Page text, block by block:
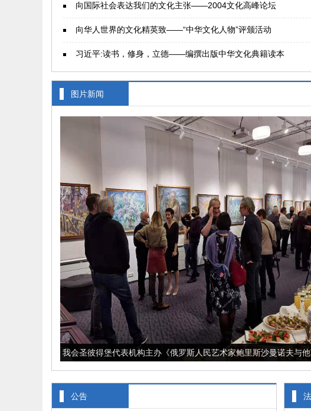
向国际社会表达我们的文化主张——2004文化高峰论坛
向华人世界的文化精英致——“中华文化人物”评颁活动
习近平:读书，修身，立德——编撰出版中华文化典籍读本
图片新闻
我会圣彼得堡代表机构主办《俄罗斯人民艺术家鲍里斯沙曼诺夫与
格、绘画技法传承人安娜卡尔尼利耶娃画展》
公告